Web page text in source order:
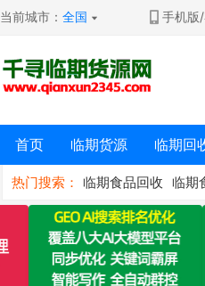
当前城市：全国 手机版
首页 临期货源 临期回
热门搜索： 临期食品回收 临期